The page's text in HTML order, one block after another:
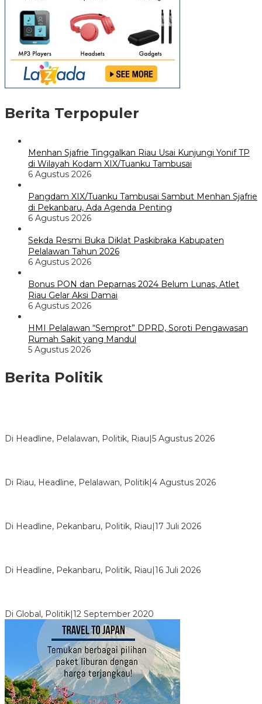
Berita Terpopuler
Menhan Sjafrie Tinggalkan Riau Usai Kunjungi Yonif TP
di Wilayah Kodam XIX/Tuanku Tambusai
6 Agustus 2026
Pangdam XIX/Tuanku Tambusai Sambut Menhan Sjafrie
di Pekanbaru, Ada Agenda Penting
6 Agustus 2026
Sekda Resmi Buka Diklat Paskibraka Kabupaten
Pelalawan Tahun 2026
6 Agustus 2026
Bonus PON dan Peparnas 2024 Belum Lunas, Atlet
Riau Gelar Aksi Damai
6 Agustus 2026
HMI Pelalawan “Semprot” DPRD, Soroti Pengawasan
Rumah Sakit yang Mandul
5 Agustus 2026
Berita Politik
Di Headline, Pelalawan, Politik, Riau|5 Agustus 2026
Di Riau, Headline, Pelalawan, Politik|4 Agustus 2026
Di Headline, Pekanbaru, Politik, Riau|17 Juli 2026
Di Headline, Pekanbaru, Politik, Riau|16 Juli 2026
Di Global, Politik|12 September 2020